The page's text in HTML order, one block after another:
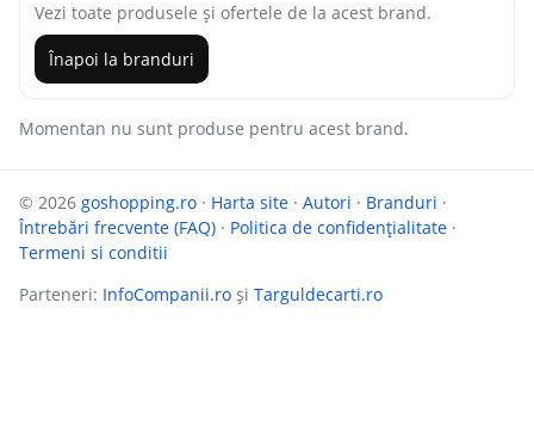
Vezi toate produsele și ofertele de la acest brand.
Înapoi la branduri
Momentan nu sunt produse pentru acest brand.
© 2026 goshopping.ro · Harta site · Autori · Branduri ·
Întrebări frecvente (FAQ) · Politica de confidențialitate ·
Termeni si conditii
Parteneri: InfoCompanii.ro și Targuldecarti.ro